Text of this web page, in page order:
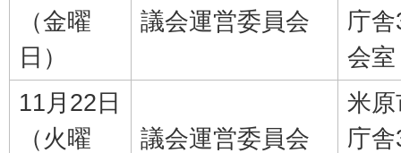
（金曜
日）
議会運営委員会
庁
会室
11月22日
（火曜
議会運営委員会
米
庁